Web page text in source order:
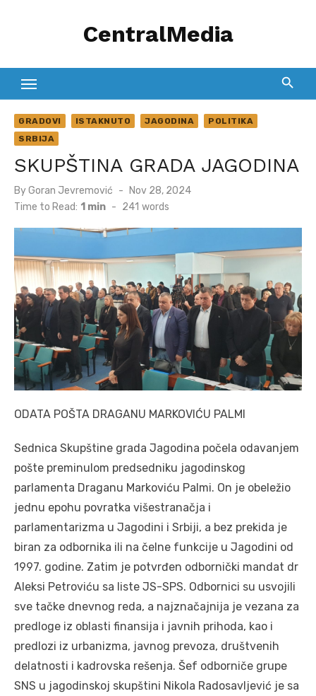
CentralMedia
GRADOVI ISTAKNUTO JAGODINA
POLITIKA
SRBIJA
SKUPŠTINA GRADA JAGODINA
ByGoran Jevremović
Posted
on
Nov 28, 2024
Time to Read: 1 min - 241 words
ODATA POŠTA DRAGANU MARKOVIĆU PALMI
Sednica Skupštine grada Jagodina počela odavanjem
pošte preminulom predsedniku jagodinskog
parlamenta Draganu Markoviću Palmi. On je obeležio
jednu epohu povratka višestranačja i
parlamentarizma u Jagodini i Srbiji, a bez prekida je
biran za odbornika ili na čelne funkcije u Jagodini od
1997. godine. Zatim je potvrđen odbornički mandat dr
Aleksi Petroviću sa liste JS-SPS. Odbornici su usvojili
sve tačke dnevnog reda, a najznačajnija je vezana za
predloge iz oblasti finansija i javnih prihoda, kao i
predlozi iz urbanizma, javnog prevoza, društvenih
delatnosti i kadrovska rešenja. Šef odborniče grupe
SNS u jagodinskoj skupštini Nikola Radosavljević je sa